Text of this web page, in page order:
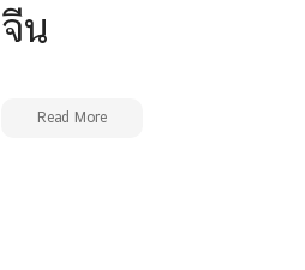
จีน
Read More